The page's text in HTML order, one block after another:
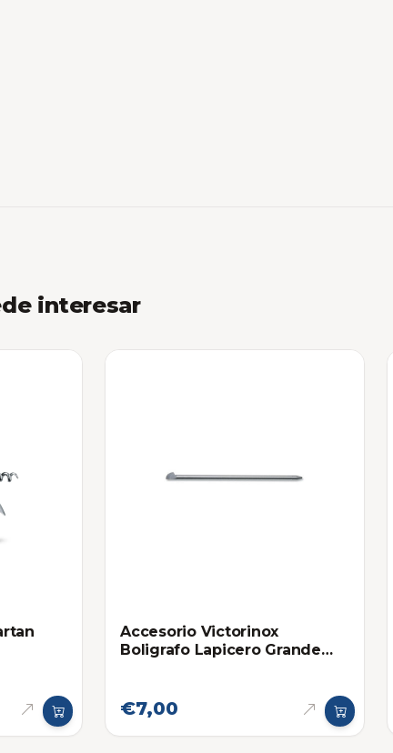
interesar
Accesorio Victorinox
Boligrafo Lapicero Grande
€7,00